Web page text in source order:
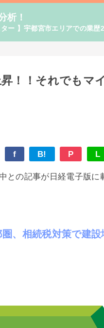
析！
ー 】宇都宮市エリアでの業
！！それでもマ
f B! P L
との記事が日経電子版に
、相続税対策で建設